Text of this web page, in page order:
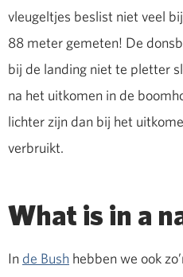
vleugeltjes beslist niet veel
88 meter gemeten! De
bij de landing niet te pletter
na het uitkomen in de
lichter zijn dan bij het
verbruikt.
What is in a
In de Bush hebben we ook